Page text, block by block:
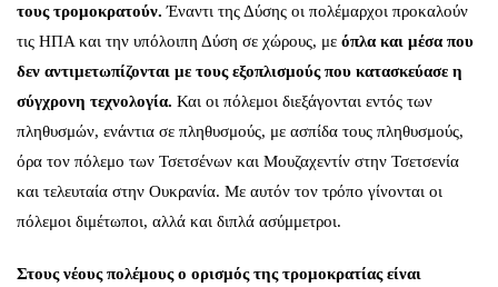
τους τρομοκρατούν. Έναντι της Δύσης οι πολέμαρχοι προκαλούν
τις ΗΠΑ και την υπόλοιπη Δύση σε χώρους, με όπλα και μέσα που
δεν αντιμετωπίζονται με τους εξοπλισμούς που κατασκεύασε η
σύγχρονη τεχνολογία. Και οι πόλεμοι διεξάγονται εντός των
πληθυσμών, ενάντια σε πληθυσμούς, με ασπίδα τους πληθυσμούς,
όρα τον πόλεμο των Τσετσένων και Μουζαχεντίν στην Τσετσενία
και τελευταία στην Ουκρανία. Με αυτόν τον τρόπο γίνονται οι
πόλεμοι διμέτωποι, αλλά και διπλά ασύμμετροι.
Στους νέους πολέμους ο ορισμός της τρομοκρατίας είναι